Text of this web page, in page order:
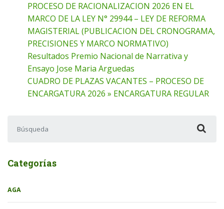
PROCESO DE RACIONALIZACION 2026 EN EL
MARCO DE LA LEY N° 29944 – LEY DE REFORMA
MAGISTERIAL (PUBLICACION DEL CRONOGRAMA,
PRECISIONES Y MARCO NORMATIVO)
Resultados Premio Nacional de Narrativa y
Ensayo Jose Maria Arguedas
CUADRO DE PLAZAS VACANTES – PROCESO DE
ENCARGATURA 2026 » ENCARGATURA REGULAR
Categorías
AGA